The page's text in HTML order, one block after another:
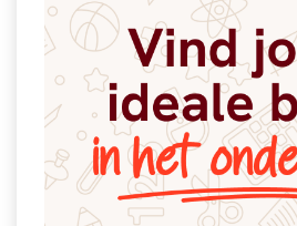
Sinterklaas
Spelletjes
Sprookjes
Startpagina onderwijs
Tweede Wereldoorlog
Onderwijsvacatures
Afscheidstekst collega
Studieschuld & Hypotheek
Middelbare school niveaus
Studenten laptop
Docentenplein nieuwsbrief